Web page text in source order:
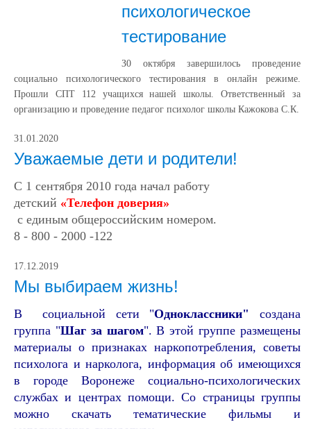
психологическое
тестирование
З0 октября завершилось проведение
социально психологического тестирования в онлайн режиме.
Прошли СПТ 112 учащихся нашей школы. Ответственный за
организацию и проведение педагог психолог школы Кажокова С.К.
31.01.2020
Уважаемые дети и родители!
С 1 сентября 2010 года начал работу
детский «Телефон доверия»
с единым общероссийским номером.
8 - 800 - 2000 -122
17.12.2019
Мы выбираем жизнь!
В социальной сети "Одноклассники"
создана
группа "Шаг за шагом". В этой группе размещены
материалы о признаках наркопотребления, советы
психолога и нарколога, информация об имеющихся
в городе Воронеже социально-психологических
службах и центрах помощи. Со страницы группы
можно скачать тематические фильмы и